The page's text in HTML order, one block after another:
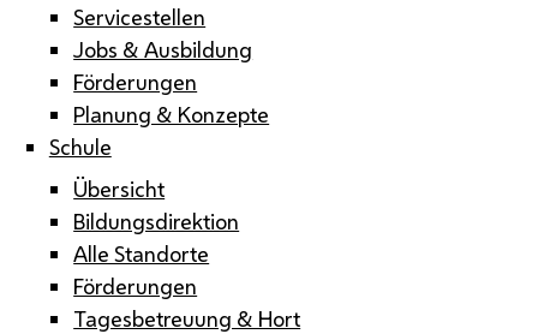
Servicestellen
Jobs & Ausbildung
Förderungen
Planung & Konzepte
Schule
Übersicht
Bildungsdirektion
Alle Standorte
Förderungen
Tagesbetreuung & Hort